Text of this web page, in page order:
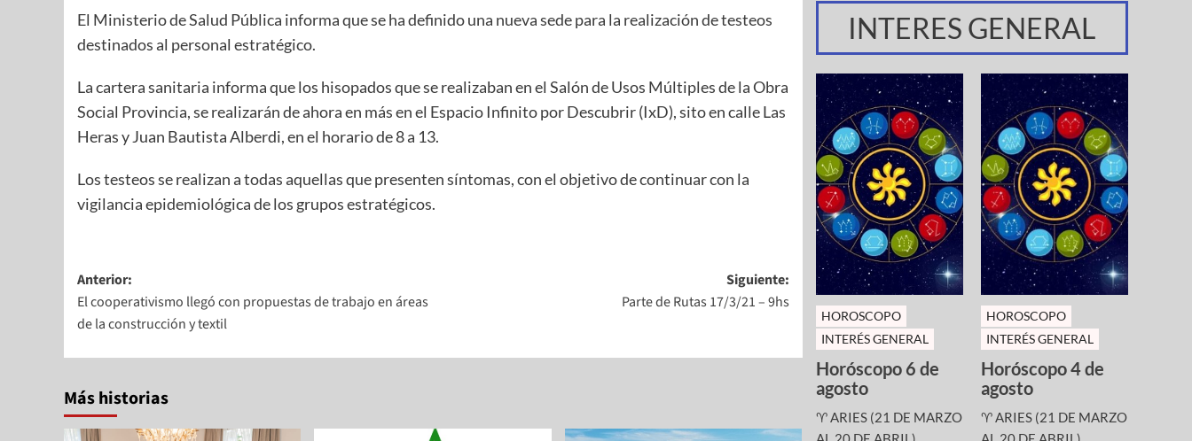
El Ministerio de Salud Pública informa que se ha definido una nueva sede para la realización de testeos
destinados al personal estratégico.
La cartera sanitaria informa que los hisopados que se realizaban en el Salón de Usos Múltiples de la Obra
Social Provincia, se realizarán de ahora en más en el Espacio Infinito por Descubrir (IxD), sito en calle Las
Heras y Juan Bautista Alberdi, en el horario de 8 a 13.
Los testeos se realizan a todas aquellas que presenten síntomas, con el objetivo de continuar con la
vigilancia epidemiológica de los grupos estratégicos.
Anterior:
El cooperativismo llegó con propuestas de trabajo en áreas
de la construcción y textil
Siguiente:
Parte de Rutas 17/3/21 – 9hs
Más historias
INTERES GENERAL
HOROSCOPO
INTERÉS GENERAL
Horóscopo 6 de
agosto
♈ ARIES (21 DE MARZO
HOROSCOPO
INTERÉS GENERAL
Horóscopo 4 de
agosto
♈ ARIES (21 DE MARZO